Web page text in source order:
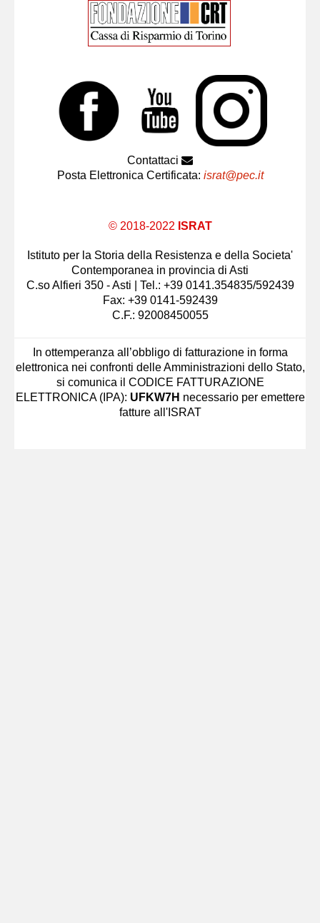
Contattaci
Posta Elettronica Certificata: israt@pec.it
© 2018-2022 ISRAT
Istituto per la Storia della Resistenza e della Societa'
Contemporanea in provincia di Asti
C.so Alfieri 350 - Asti | Tel.: +39 0141.354835/592439
Fax: +39 0141-592439
C.F.: 92008450055
In ottemperanza all’obbligo di fatturazione in forma
elettronica nei confronti delle Amministrazioni dello Stato,
si comunica il CODICE FATTURAZIONE
ELETTRONICA (IPA): UFKW7H necessario per emettere
fatture all'ISRAT